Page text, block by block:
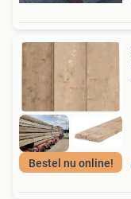
Bestel nu online!